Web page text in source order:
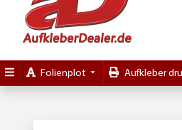
Folienplot Aufkleber